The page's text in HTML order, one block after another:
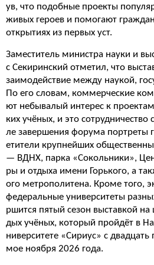
ув, что подобные проекты
живых героев и помогают
открытиях из первых уст.
Заместитель министра науки и
с Секиринский отметил, что
заимодействие между наукой,
По его словам, коммерческие
ют небывалый интерес к
ких учёных, и это
ле завершения форума портреты
етители крупнейших
— ВДНХ, парка «Сокольники»,
ры и отдыха имени Горького, а
ого метрополитена. Кроме того,
федеральные университеты
ршится пятый сезон выставкой
дых учёных, который пройдёт в
ниверситете «Сириус» с двадцать
мое ноября 2026 года.